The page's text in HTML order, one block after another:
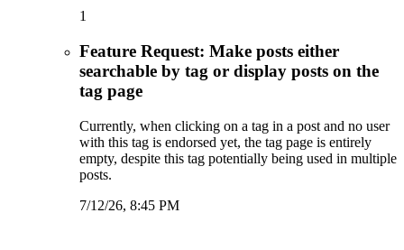
1
Feature Request: Make posts either
searchable by tag or display posts on the
tag page
Currently, when clicking on a tag in a post and no user
with this tag is endorsed yet, the tag page is entirely
empty, despite this tag potentially being used in multiple
posts.
7/12/26, 8:45 PM